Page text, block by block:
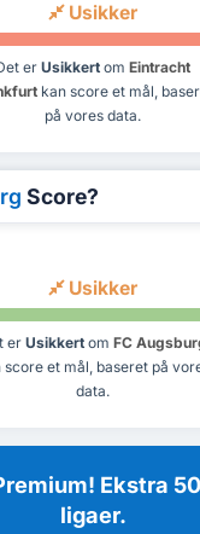
Usikker
er Usikkert om Eintracht
kan score et mål,
på vores data.
Score?
Usikker
er Usikkertom FC
score et mål, baseret på
data.
Ekstra
ligaer.